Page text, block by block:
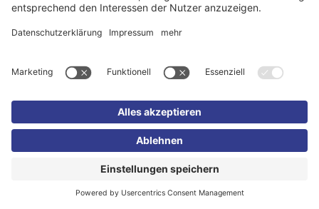
Datenschutzerklärung
Einstellungen